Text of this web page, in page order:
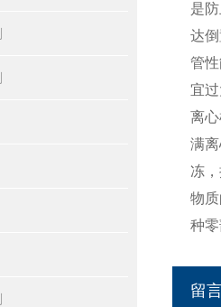
是
达
管
宜
离
满
冻
物
种
留